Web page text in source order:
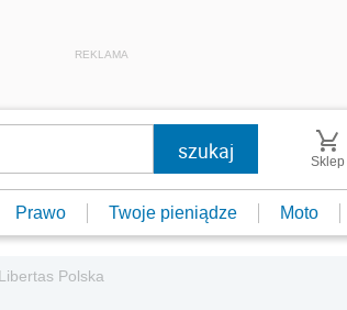
REKLAMA
Sklep
Prawo Twoje pieniądze Moto
Libertas Polska